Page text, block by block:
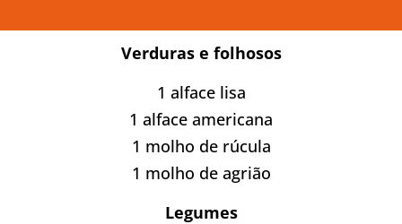
Verduras e folhosos
1 alface lisa
1 alface americana
1 molho de rúcula
1 molho de agrião
Legumes